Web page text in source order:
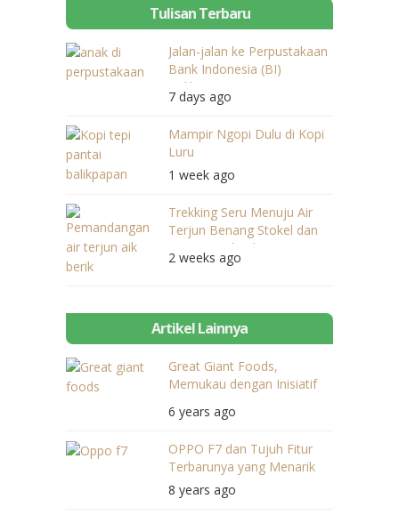
Tulisan Terbaru
Jalan-jalan ke Perpustakaan
Bank Indonesia (BI)
Balikpapan
7 days ago
Mampir Ngopi Dulu di Kopi
Luru
1 week ago
Trekking Seru Menuju Air
Terjun Benang Stokel dan
Benang Kelambu
2 weeks ago
Artikel Lainnya
Great Giant Foods,
Memukau dengan Inisiatif
6 years ago
OPPO F7 dan Tujuh Fitur
Terbarunya yang Menarik
8 years ago